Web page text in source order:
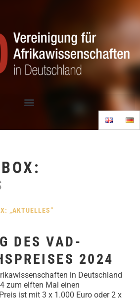
„AKTUELLES“
DES VAD-
2024
in Deutschland
zum elften Mal einen
ist mit 3 x 1.000 Euro oder 2 x